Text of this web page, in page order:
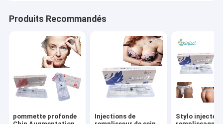
Produits Recommandés
pommette profonde
Injections de
Stylo